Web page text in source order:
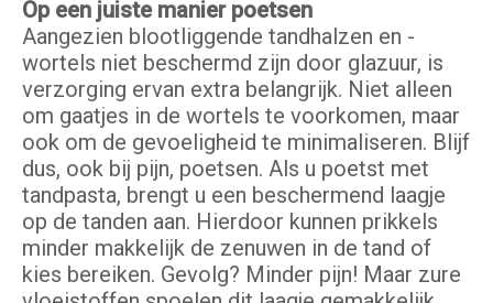
Op een juiste manier poetsen
Aangezien blootliggende tandhalzen en -
wortels niet beschermd zijn door glazuur, is
verzorging ervan extra belangrijk. Niet alleen
om gaatjes in de wortels te voorkomen, maar
ook om de gevoeligheid te minimaliseren. Blijf
dus, ook bij pijn, poetsen. Als u poetst met
tandpasta, brengt u een beschermend laagje
op de tanden aan. Hierdoor kunnen prikkels
minder makkelijk de zenuwen in de tand of
kies bereiken. Gevolg? Minder pijn! Maar zure